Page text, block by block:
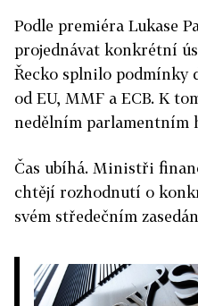
Podle premiéra Lukase
projednávat konkrétní
Řecko splnilo podmínky
od EU, MMF a ECB. K
nedělním parlamentním
Čas ubíhá. Ministři
chtějí rozhodnutí o
svém středečním